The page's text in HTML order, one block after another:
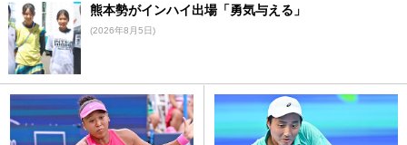
熊本勢がインハイ出場「勇気与える」
(2026年8月5日)